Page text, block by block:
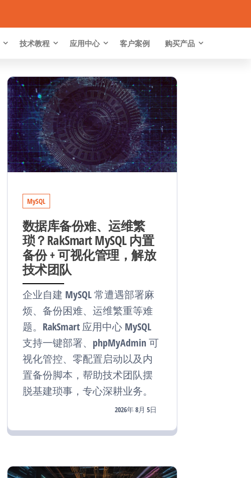
技术教程 应用中心 客户案例 购买产品
MySQL
数据库备份难、运维繁
琐？RakSmart MySQL 内置
备份 + 可视化管理，解放
技术团队
企业自建 MySQL 常遭遇部署麻
烦、备份困难、运维繁重等难
题。RakSmart 应用中心 MySQL
支持一键部署、phpMyAdmin 可
视化管控、零配置启动以及内
置备份脚本，帮助技术团队摆
脱基建琐事，专心深耕业务。
2026年 8月 5日